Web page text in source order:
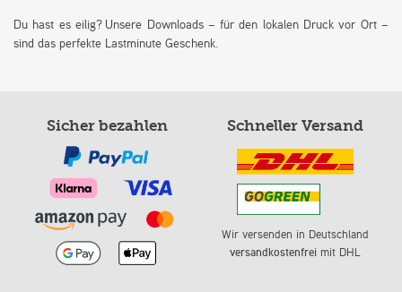
Du hast es eilig? Unsere Downloads – für den lokalen Druck vor Ort –
sind das perfekte Lastminute Geschenk.
Sicher bezahlen Schneller Versand
Wir versenden in Deutschland
versandkostenfreimit DHL